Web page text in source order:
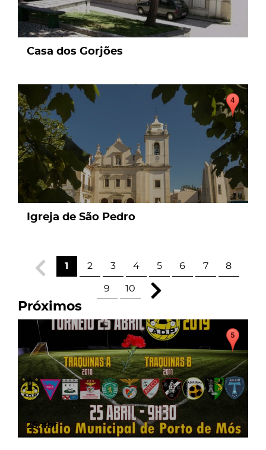
Casa dos Gorjões
page
Igreja de São Pedro
1 2 3 4 5 6 7 8
9 10
Próximos
25 abr